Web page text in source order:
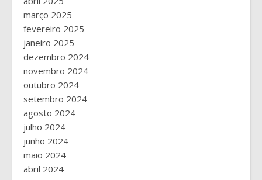
março 2025
fevereiro 2025
janeiro 2025
dezembro 2024
novembro 2024
outubro 2024
setembro 2024
agosto 2024
julho 2024
junho 2024
maio 2024
abril 2024